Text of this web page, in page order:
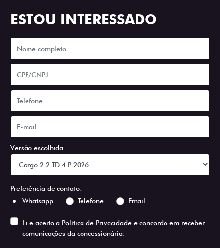
ESTOU INTERESSADO
Versão escolhida
Preferência de contato:
Whatsapp
Telefone Email
Li e aceito a Política de Privacidade e concordo em receber
comunicações da concessionária.